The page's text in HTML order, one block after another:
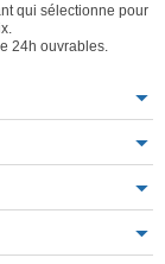
qui sélectionne pour
24h ouvrables.